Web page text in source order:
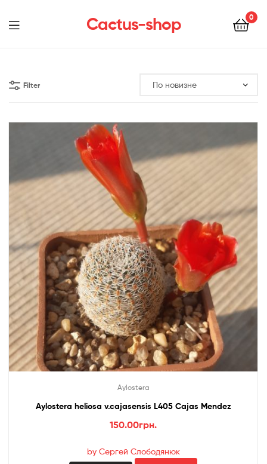
Cactus-shop 0
Menu
Filter
Aylostera
Aylostera heliosa v.cajasensis L405 Cajas Mendez
150.00грн.
by Сергей Слободянюк